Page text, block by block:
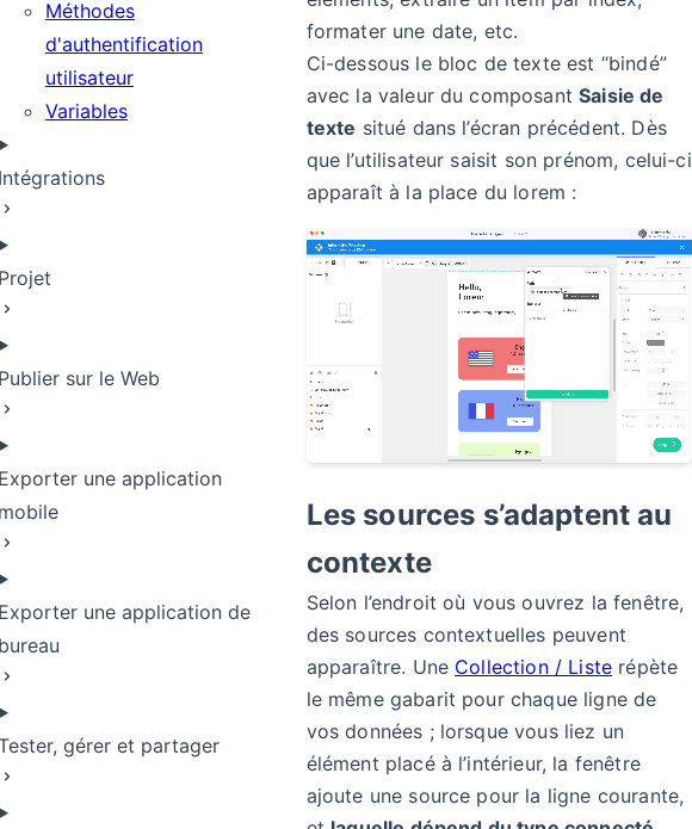
Méthodes
d'authentification
utilisateur
Variables
Intégrations
Projet
Publier sur le Web
Exporter une application
mobile
Exporter une application de
bureau
gérer et partager
formater une date, etc.
Ci-dessous le bloc de texte est “bindé”
avec la valeur du composantSaisie de
texte situé dans l’écran précédent. Dès
que l’utilisateur saisit son prénom, celui-ci
apparaît à la place du lorem :
Les sources s’adaptent au
contexte
Selon l’endroit où vous ouvrez la fenêtre,
des sources contextuelles peuvent
apparaître. Une Collection / Liste répète
le même gabarit pour chaque ligne de
vos données ; lorsque vous liez un
élément placé à l’intérieur, la fenêtre
ajoute une source pour la ligne courante,